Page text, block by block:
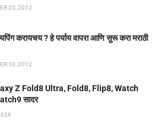
25, 2012
करायचय ? हे पर्याय वापरा आणि सुरू करा मराठी
10, 2012
Z Fold8 Ultra, Fold8, Flip8, Watch
सादर